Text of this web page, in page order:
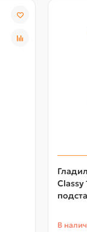
Classy
В